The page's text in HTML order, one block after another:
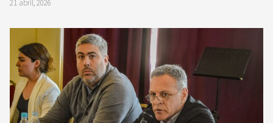
21 abril, 2026